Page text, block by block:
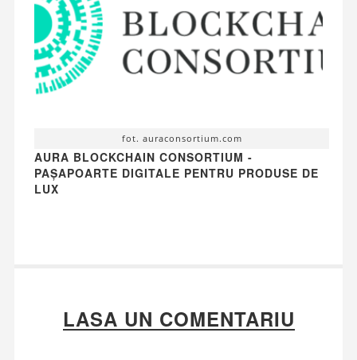
fot. auraconsortium.com
AURA BLOCKCHAIN CONSORTIUM -
PAȘAPOARTE DIGITALE PENTRU PRODUSE DE
LUX
LASA UN COMENTARIU